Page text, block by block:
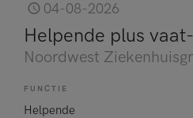
04-08-2026
Helpende plus
Noordwest
FUNCTIE
Helpende